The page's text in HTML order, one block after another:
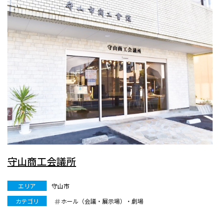
守山商工会議所
エリア
守山市
カテゴリ
ホール（会議・展示場）・劇場